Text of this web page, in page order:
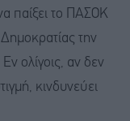
παίξει το ΠΑΣΟΚ
την
ολίγοις, αν δεν
κινδυνεύει